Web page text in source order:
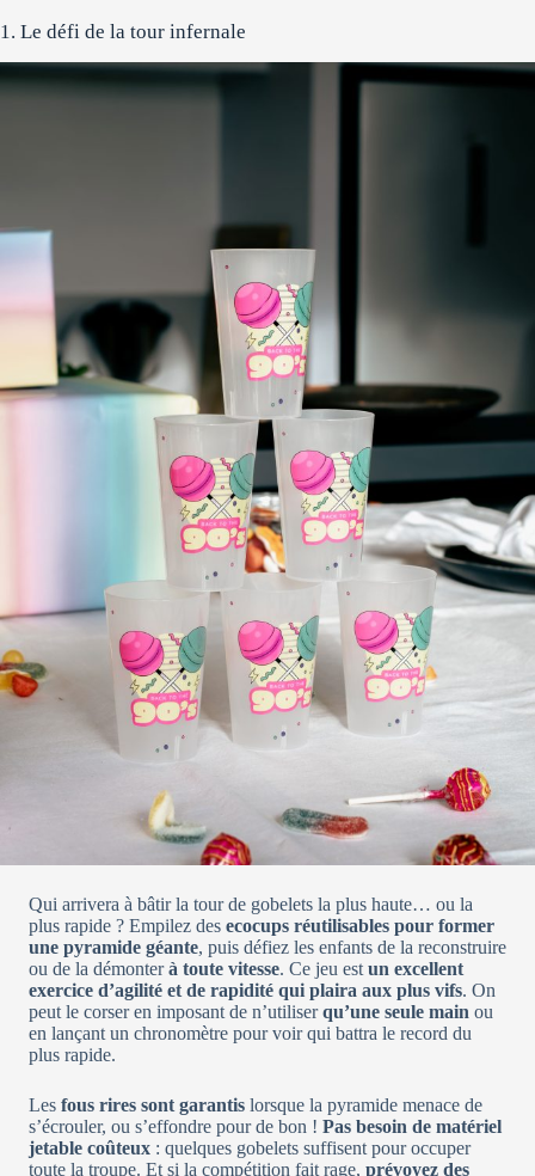
1. Le défi de la tour infernale
Qui arrivera à bâtir la tour de gobelets la plus haute… ou la
plus rapide ? Empilez des ecocups réutilisables pour former
une pyramide géante, puis défiez les enfants de la reconstruire
ou de la démonterà toute vitesse. Ce jeu est un excellent
exercice d’agilité et de rapidité qui plaira aux plus vifs. On
peut le corser en imposant de n’utiliserqu’une seule main ou
en lançant un chronomètre pour voir qui battra le record du
plus rapide.
Les fous rires sont garantis lorsque la pyramide menace de
s’écrouler, ou s’effondre pour de bon ! Pas besoin de matériel
jetable coûteux : quelques gobelets suffisent pour occuper
toute la troupe. Et si la compétition fait rage, prévoyez des